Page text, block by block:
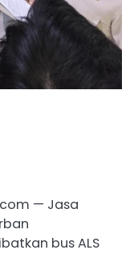
— Jasa
bus ALS